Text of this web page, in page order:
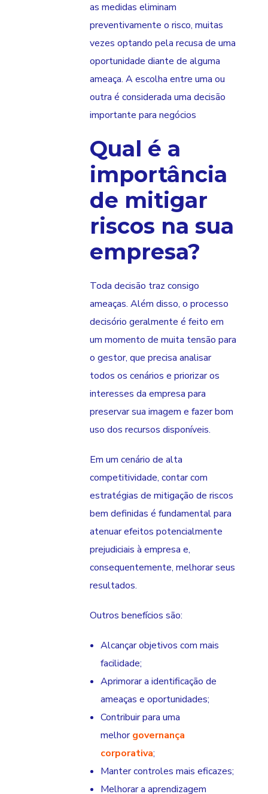
as medidas eliminam
preventivamente o risco, muitas
vezes optando pela recusa de uma
oportunidade diante de alguma
ameaça. A escolha entre uma ou
outra é considerada uma decisão
importante para negócios
Qual é a
importância
de mitigar
riscos na sua
empresa?
Toda decisão traz consigo
ameaças. Além disso, o processo
decisório geralmente é feito em
um momento de muita tensão para
o gestor, que precisa analisar
todos os cenários e priorizar os
interesses da empresa para
preservar sua imagem e fazer bom
uso dos recursos disponíveis.
Em um cenário de alta
competitividade, contar com
estratégias de mitigação de riscos
bem definidas é fundamental para
atenuar efeitos potencialmente
prejudiciais à empresa e,
consequentemente, melhorar seus
resultados.
Outros benefícios são:
Alcançar objetivos com mais
facilidade;
Aprimorar a identificação de
ameaças e oportunidades;
Contribuir para uma
melhorgovernança
corporativa;
Manter controles mais eficazes;
Melhorar a aprendizagem